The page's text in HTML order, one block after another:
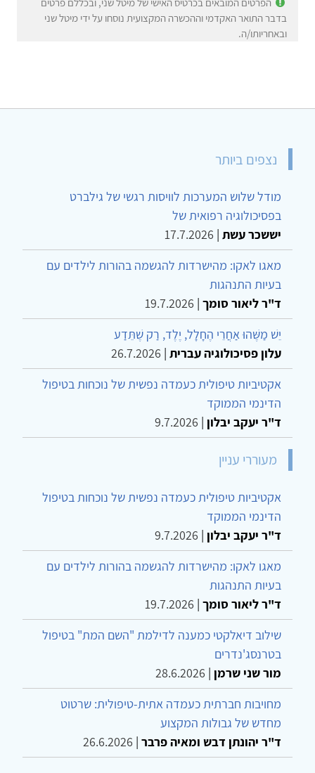
בדבר התואר האקדמי וההכשרה המקצועית נוסחו על ידי מיטל שני
ובאחריותו/ה.
נצפים ביותר
מודל שלוש המערכות לוויסות רגשי של גילברט
בפסיכולוגיה רפואית של
יששכר עשת |
17.7.2026
מאגו לאקו: מהישרדות להגשמה בהורות לילדים עם
בעיות התנהגות
ד"ר ליאור סומך |
19.7.2026
יֵשׁ מַשֶּׁהוּ אַחֲרֵי הֶחָלָל, יֶלֶד, רַק שֶׁתֵּדַע
עלון פסיכולוגיה עברית |
26.7.2026
אקטיביות טיפולית כעמדה נפשית של נוכחות בטיפול
הדינמי הממוקד
ד"ר יעקב יבלון |
9.7.2026
מעוררי עניין
אקטיביות טיפולית כעמדה נפשית של נוכחות בטיפול
הדינמי הממוקד
ד"ר יעקב יבלון |
9.7.2026
מאגו לאקו: מהישרדות להגשמה בהורות לילדים עם
בעיות התנהגות
ד"ר ליאור סומך |
19.7.2026
שילוב דיאלקטי כמענה לדילמת "השם המת" בטיפול
בטרנסג'נדרים
מור שני שרמן |
28.6.2026
מחויבות חברתית כעמדה אתית-טיפולית: שרטוט
מחדש של גבולות המקצוע
ד"ר יהונתן דבש ומאיה פרבר |
26.6.2026